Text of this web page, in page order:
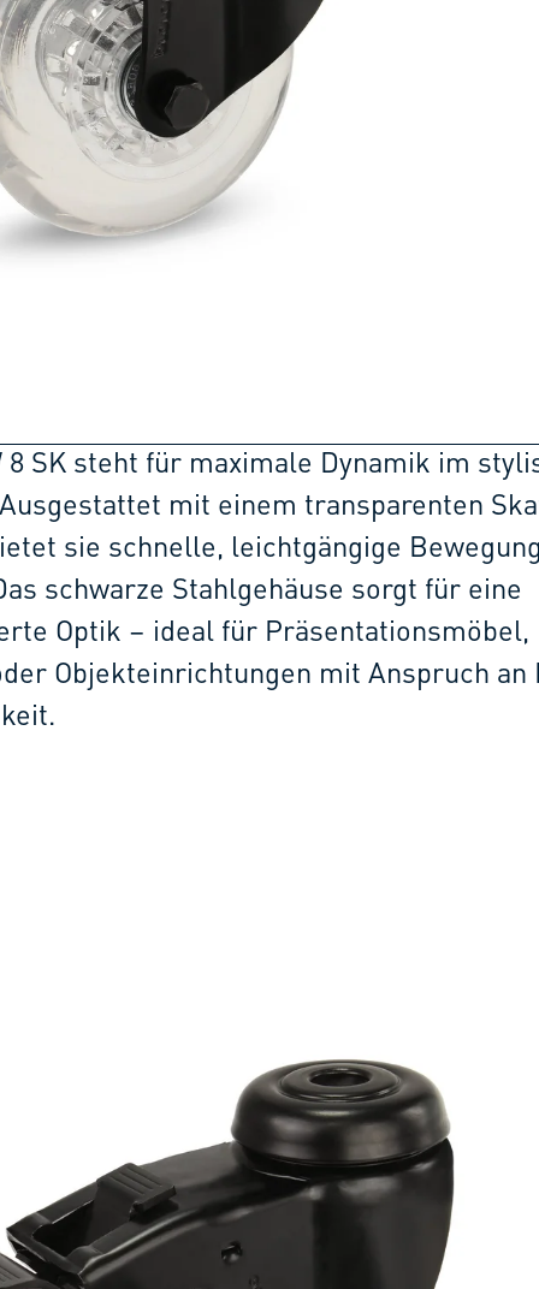
8 SK steht für maximale Dynamik im
mit einem transparenten
sie schnelle, leichtgängige
schwarze Stahlgehäuse sorgt für eine
Optik – ideal für Präsentationsmöbel,
Objekteinrichtungen mit Anspruch an